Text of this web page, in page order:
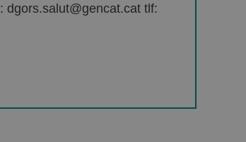
dgors.salut@gencat.cat tlf: